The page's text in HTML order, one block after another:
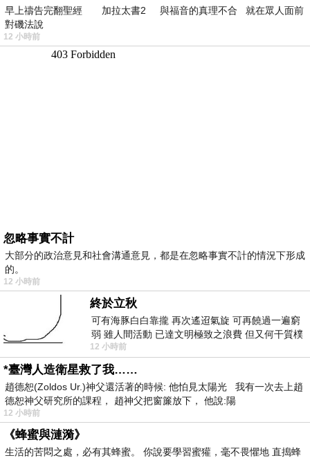
早上禱告完翻聖經 加拉太書2 與福音的真理不合 就在眾人面前
對磯法說
12 小時前
忽略事實不計
大部分的政治意見和社會溝通意見，都是在忽略事實不計的情況下形成
的。
12 小時前
終於立秋
可有海豚白白靠攏 再次遙迢氣旋 可再饒過一遍窮
弱 雖人間活動 已達文明極致之浪費 但又何干質樸
者 只能白白陪葬
12 小時前
*臺灣人造衛星救了我……
趙德恕(Zoldos Ur.)神父還活著的時候: 他怕見太陽光 我有一次去上趙
德恕神父研究所的課程， 趙神父把窗簾放下， 他說:陽
12 小時前
《蜂蜜與漣漪》
生活的苦悶之處，必有其蜂蜜。 你說要學習蜜獾，毫不畏懼地 直搗蜂